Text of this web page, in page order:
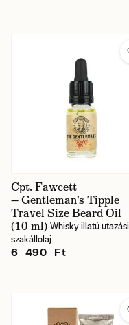
Cpt. Fawcett
— Gentleman's Tipple
Travel Size Beard Oil
(10 ml) Whisky illatú utazási
szakállolaj
6 490 Ft